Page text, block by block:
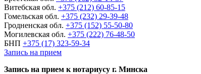
Витебская обл. +375 (212) 60-85-15
Гомельская обл. +375 (232) 29-39-48
Гродненская обл. +375 (152) 55-50-80
Могилевская обл. +375 (222) 76-48-50
БНП +375 (17) 323-59-34
Запись на прием
Запись на прием к нотариусу г. Минска